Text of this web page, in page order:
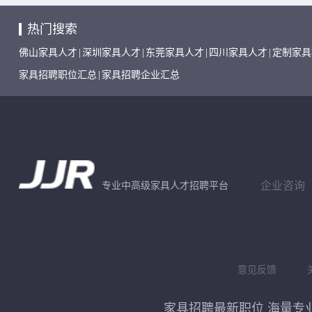
热门搜索
佛山家具人才 深圳家具人才 东莞家具人才 四川家具人才 定制家
家具招聘职位汇总 家具招聘企业汇总
专业中高级家具人才招聘平台 企业咨询
意见反馈
家具招聘最新职位 海量